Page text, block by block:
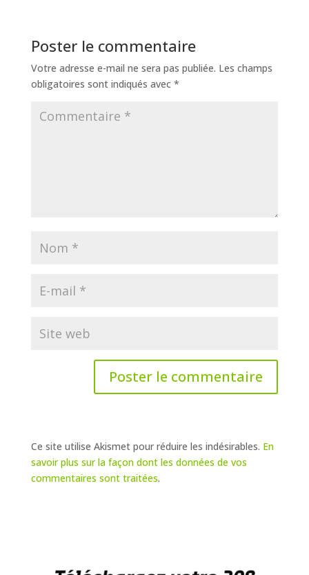
Poster le commentaire
Votre adresse e-mail ne sera pas publiée. Les champs
obligatoires sont indiqués avec *
Ce site utilise Akismet pour réduire les indésirables. En
savoir plus sur la façon dont les données de vos
commentaires sont traitées.